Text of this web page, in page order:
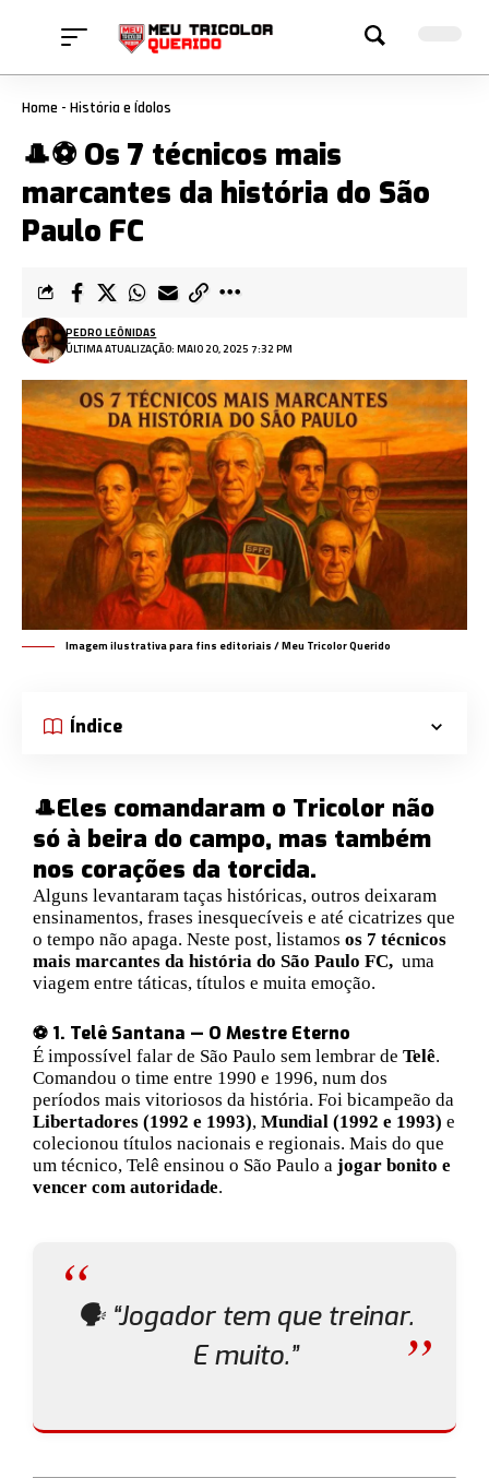
Home - História e Ídolos
🎩⚽ Os 7 técnicos mais
marcantes da história do São
Paulo FC
ÚLTIMA ATUALIZAÇÃO: MAIO 20, 2025 7:32 PM
PEDRO LEÔNIDAS
Imagem ilustrativa para fins editoriais / Meu Tricolor Querido
Índice
🎩Eles comandaram o Tricolor não
só à beira do campo, mas também
nos corações da torcida.
Alguns levantaram taças históricas, outros deixaram
ensinamentos, frases inesquecíveis e até cicatrizes que
o tempo não apaga. Neste post, listamos os 7 técnicos
mais marcantes da história do São Paulo FC, uma
viagem entre táticas, títulos e muita emoção.
⚽ 1. Telê Santana — O Mestre Eterno
É impossível falar de São Paulo sem lembrar de Telê.
Comandou o time entre 1990 e 1996, num dos
períodos mais vitoriosos da história. Foi bicampeão da
Libertadores (1992 e 1993), Mundial (1992 e 1993) e
colecionou títulos nacionais e regionais. Mais do que
um técnico, Telê ensinou o São Paulo a jogar bonito e
vencer com autoridade.
🗣️ “Jogador tem que treinar.
E muito.”